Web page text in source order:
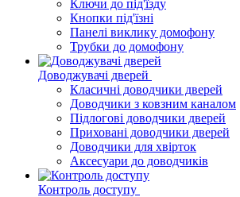
Ключи до під'їзду
Кнопки під'їзні
Панелі виклику домофону
Трубки до домофону
Доводжувачі дверей
Класичні доводчики дверей
Доводчики з ковзним каналом
Підлогові доводчики дверей
Приховані доводчики дверей
Доводчики для хвірток
Аксесуари до доводчиків
Контроль доступу